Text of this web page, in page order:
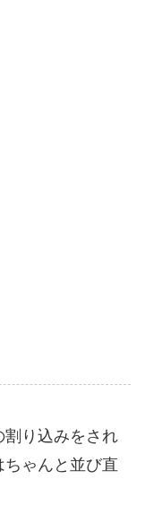
割り込みをされ
ゃんと並び直